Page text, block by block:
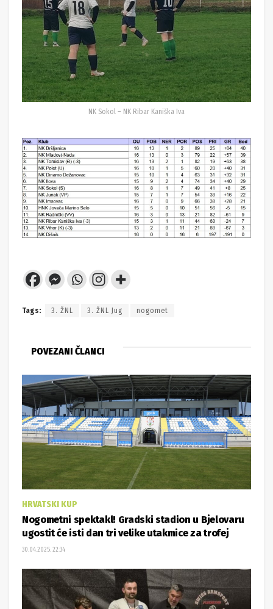
NK Sokol – NK Ribar Kaniška Iva
Tags: 3. ŽNL 3. ŽNL Jug nogomet
POVEZANI ČLANCI
HRVATSKI KUP
Nogometni spektakl! Gradski stadion u Bjelovaru
ugostit će isti dan tri velike utakmice za trofej
30.04.2025. 22:34